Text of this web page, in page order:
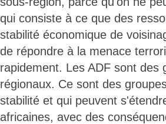
qui consiste à ce que des
stabilité économique de
de répondre à la menace
rapidement. Les ADF sont des
régionaux. Ce sont des
stabilité et qui peuvent
africaines, avec des